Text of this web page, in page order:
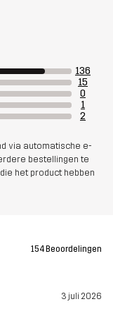
13%
136
15
0
1
2
via automatische e-
bestellingen te
het product hebben
154 Beoordelingen
3 juli 2026